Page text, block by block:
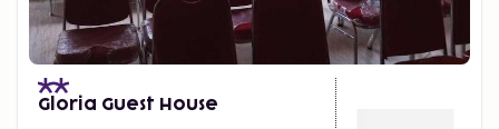
Gloria Guest House